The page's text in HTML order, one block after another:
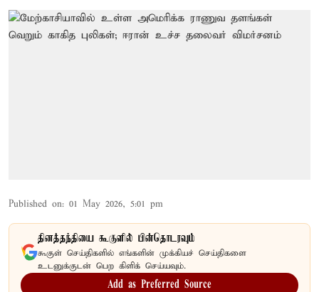
Published on: 01 May 2026, 5:01 pm
தினத்தந்தியை கூகுளில் பின்தொடரவும்
கூகுள் செய்திகளில் எங்களின் முக்கியச் செய்திகளை
உடனுக்குடன் பெற கிளிக் செய்யவும்.
Add as Preferred Source